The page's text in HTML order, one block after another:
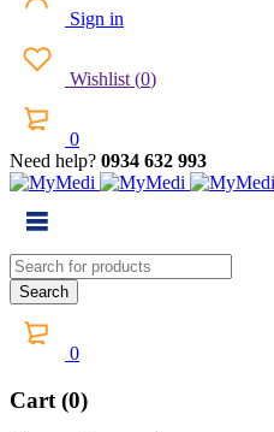
Sign in
Wishlist (0)
0
Need help? 0934 632 993
0
Cart (0)